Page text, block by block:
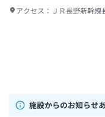
アクセス： ＪＲ長野新幹
施設からのお知らせ